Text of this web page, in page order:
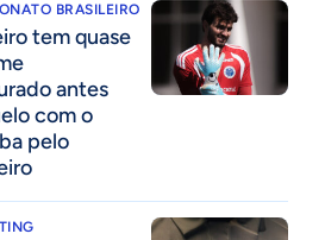
BRASILEIRO
tem quase
antes
com o
pelo